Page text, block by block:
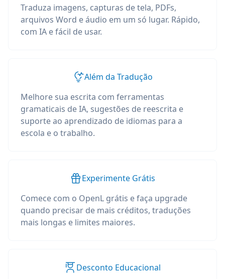
Traduza imagens, capturas de tela, PDFs,
arquivos Word e áudio em um só lugar. Rápido,
com IA e fácil de usar.
Além da Tradução
Melhore sua escrita com ferramentas
gramaticais de IA, sugestões de reescrita e
suporte ao aprendizado de idiomas para a
escola e o trabalho.
Experimente Grátis
Comece com o OpenL grátis e faça upgrade
quando precisar de mais créditos, traduções
mais longas e limites maiores.
Desconto Educacional